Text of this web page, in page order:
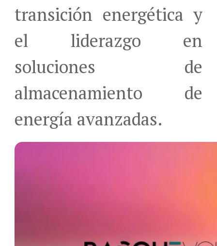
transición energética y
el liderazgo en
soluciones de
almacenamiento de
energía avanzadas.